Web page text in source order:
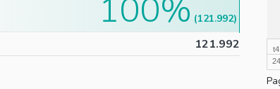
121.992
100% (121.992)
t4
24